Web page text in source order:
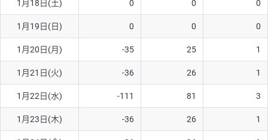
ソ/円は10万通貨単位。
1月18日(土) 0 0 0
1月19日(日) 0 0 0
1月20日(月) -35 25 1
1月21日(火) -36 26 1
1月22日(水) -111 81 3
1月23日(木) -36 26 1